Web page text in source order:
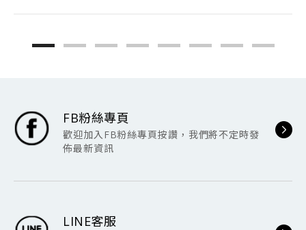
FB粉絲專頁
歡迎加入FB粉絲專頁按讚，我們將不定時發
佈最新資訊
LINE客服